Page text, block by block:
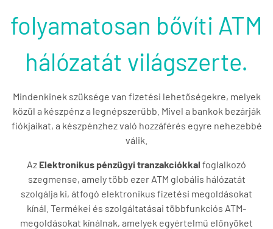
folyamatosan bővíti ATM
hálózatát világszerte.
Mindenkinek szüksége van fizetési lehetőségekre, melyek
közül a készpénz a legnépszerűbb. Mivel a bankok bezárják
fiókjaikat, a készpénzhez való hozzáférés egyre nehezebbé
válik.
Az Elektronikus pénzügyi tranzakciókkal foglalkozó
szegmense, amely több ezer ATM globális hálózatát
szolgálja ki, átfogó elektronikus fizetési megoldásokat
kínál. Termékei és szolgáltatásai többfunkciós ATM-
megoldásokat kínálnak, amelyek egyértelmű előnyöket